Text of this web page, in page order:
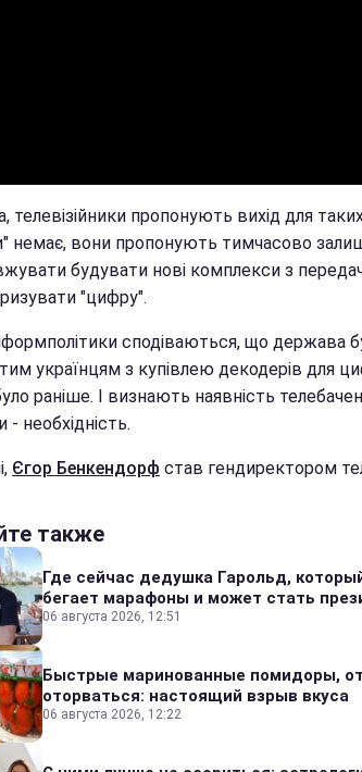
телевізійники пропонують вихід для
немає, вони пропонують тимчасово
будувати нові комплекси з
"цифру".
сподіваються, що держава
українцям з купівлею декодерів для
раніше. І визнають наявність
- необхідність.
Єгор Бенкендорф став гендиректором
также
Где сейчас дедушка Гарольд,
бегает марафоны и может стать
06 августа 2026, 12:51
Быстрые маринованные помидоры,
оторваться: настоящий взрыв вкуса
06 августа 2026, 12:22